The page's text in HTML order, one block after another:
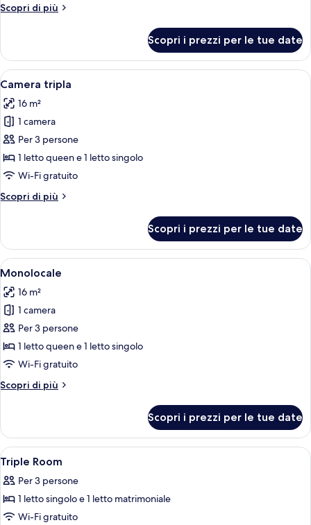
2
Scopri di più
Altri
Superior
con
2
singoli
Scopri i prezzi per le tue date
Apri
tutte
le
foto
per
Camera
tripla
Camera d'albergo con due letti, una
4
Camera tripla
16 m²
1 camera
Per 3 persone
1 letto queen e 1 letto singolo
Wi-Fi gratuito
Scopri di più
Altri
tripla
Scopri i prezzi per le tue date
Apri
tutte
le
foto
per
Monolocale
Una camera d'albergo con un letto,
5
Monolocale
16 m²
1 camera
Per 3 persone
1 letto queen e 1 letto singolo
Wi-Fi gratuito
Scopri di più
Altri
Scopri i prezzi per le tue date
Apri
tutte
le
foto
per
Biancheria da letto di alta qualità,
3
Triple Room
Per 3 persone
1 letto singolo e 1 letto matrimoniale
Wi-Fi gratuito